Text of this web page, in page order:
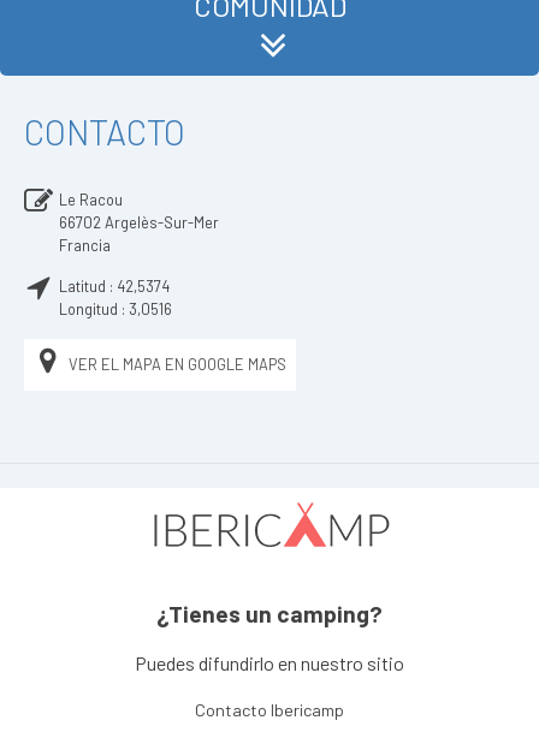
CONTACTO
Le Racou
66702 Argelès-Sur-Mer
Francia
Latitud : 42,5374
Longitud : 3,0516
VER EL MAPA EN GOOGLE MAPS
¿Tienes un camping?
Puedes difundirlo en nuestro sitio
Contacto Ibericamp